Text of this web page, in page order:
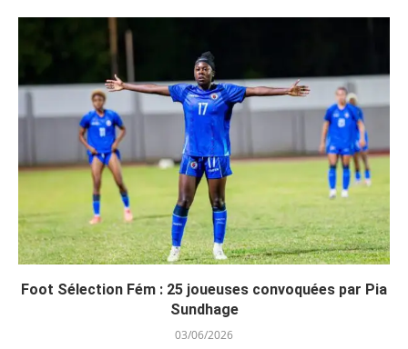
Foot Sélection Fém : 25 joueuses convoquées par Pia
Sundhage
03/06/2026